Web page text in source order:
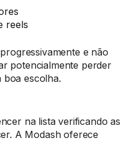
reels
e não
potencialmente perder
boa escolha.
na lista verificando as
A Modash oferece